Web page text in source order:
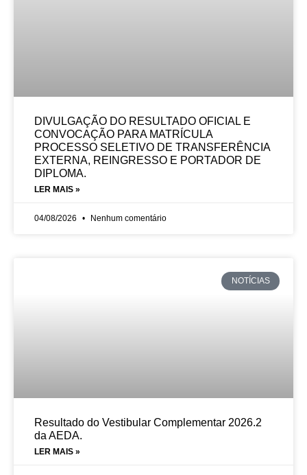
DIVULGAÇÃO DO RESULTADO OFICIAL E
CONVOCAÇÃO PARA MATRÍCULA
PROCESSO SELETIVO DE TRANSFERÊNCIA
EXTERNA, REINGRESSO E PORTADOR DE
DIPLOMA.
LER MAIS »
04/08/2026 Nenhum comentário
NOTÍCIAS
Resultado do Vestibular Complementar 2026.2
da AEDA.
LER MAIS »